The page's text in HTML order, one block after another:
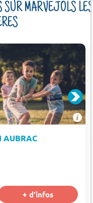
SUR MARVEJOLS LES
AUBRAC
+ d'infos